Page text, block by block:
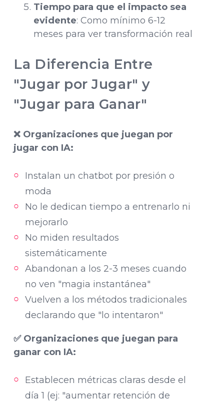
Tiempo para que el impacto sea
evidente: Como mínimo 6-12
meses para ver transformación real
La Diferencia Entre
"Jugar por Jugar" y
"Jugar para Ganar"
❌ Organizaciones que juegan por
jugar con IA:
Instalan un chatbot por presión o
moda
No le dedican tiempo a entrenarlo ni
mejorarlo
No miden resultados
sistemáticamente
Abandonan a los 2-3 meses cuando
no ven "magia instantánea"
Vuelven a los métodos tradicionales
declarando que "lo intentaron"
✅ Organizaciones que juegan para
ganar con IA:
Establecen métricas claras desde el
día 1 (ej: "aumentar retención de